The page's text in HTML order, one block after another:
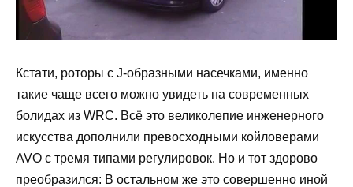
Кстати, роторы с J-образными насечками, именно
такие чаще всего можно увидеть на современных
болидах из WRC. Всё это великолепие инженерного
искусства дополнили превосходными койловерами
AVO с тремя типами регулировок. Но и тот здорово
преобразился: В остальном же это совершенно иной